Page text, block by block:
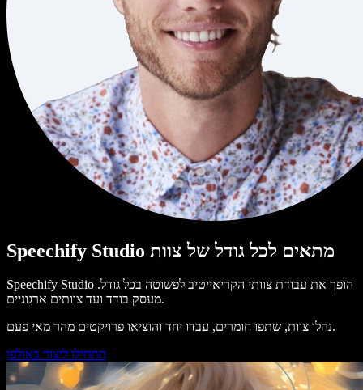
Speechify Studio מתאים לכל גודל של צוות
Speechify Studio הופך את עבודת צוותי הקריאייטיב לפשוטה בכל גודל.
מעסק בודד ועד צוותים ארגוניים.
נהלו צוות, שתפו חומרים, עבדו יחד והוציאו פרויקטים מהר מאי פעם.
התחילו ליצור באולפן